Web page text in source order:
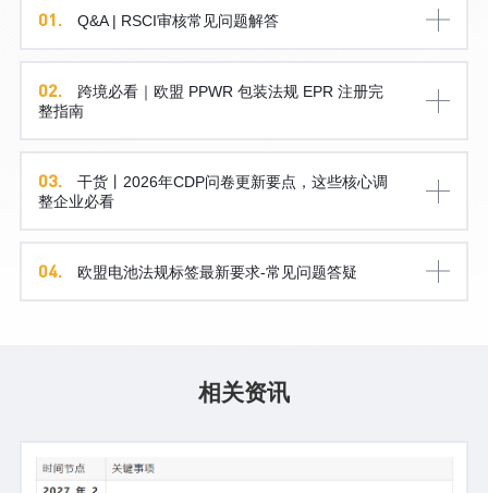
01. Q&A | RSCI审核常见问题解答
02.
跨境必看｜欧盟 PPWR 包装法规 EPR 注册完
整指南
03.
干货丨2026年CDP问卷更新要点，这些核心调
整企业必看
04. 欧盟电池法规标签最新要求-常见问题答疑
相关资讯